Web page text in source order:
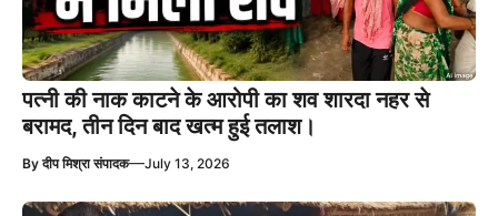
पत्नी की नाक काटने के आरोपी का शव शारदा नहर से
बरामद, तीन दिन बाद खत्म हुई तलाश।
Byदीप मिश्रा संपादक—July 13, 2026